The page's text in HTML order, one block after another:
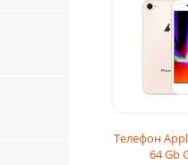
Телефон
64 Gb